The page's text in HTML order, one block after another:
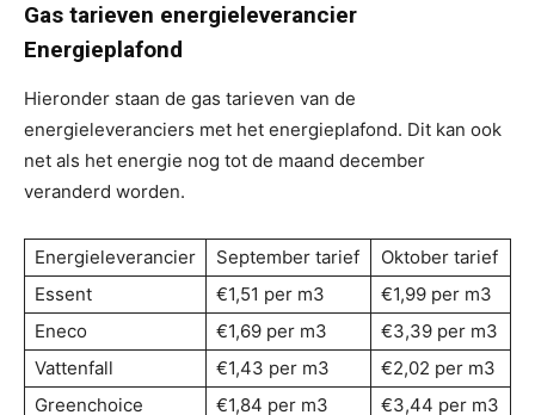
Gas tarieven energieleverancier
Energieplafond
Hieronder staan de gas tarieven van de
energieleveranciers met het energieplafond. Dit kan ook
net als het energie nog tot de maand december
veranderd worden.
Energieleverancier September tarief
Oktober tarief
Essent
€1,51 per m3
€1,99 per m3
Eneco
€1,69 per m3
€3,39 per m3
Vattenfall
€1,43 per m3
€2,02 per m3
Greenchoice
€1,84 per m3 €3,44 per m3